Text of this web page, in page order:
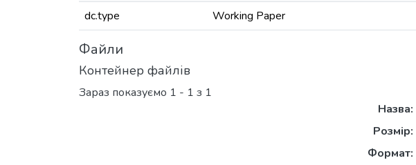
dc.type
Working Paper
Файли
Контейнер файлів
Зараз показуємо 1 - 1 з 1
Назва:
Розмір:
Формат: